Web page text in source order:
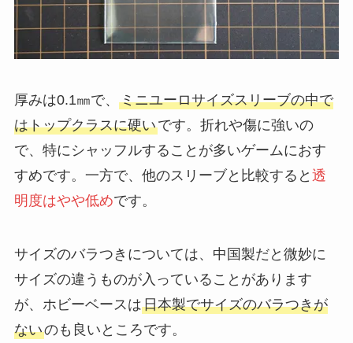
厚みは0.1㎜で、 ミニユーロサイズスリーブの中で
はトップクラスに硬いです。折れや傷に強いの
で、特にシャッフルすることが多いゲームにおす
すめです。一方で、他のスリーブと比較すると 透
明度はやや低めです。
サイズのバラつきについては、中国製だと微妙に
サイズの違うものが入っていることがあります
が、ホビーベースは日本製でサイズのバラつきが
ないのも良いところです。